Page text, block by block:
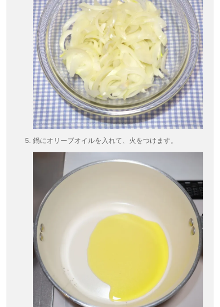
鍋にオリーブオイルを入れて、火をつけます。